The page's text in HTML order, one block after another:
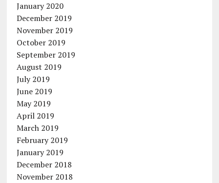
January 2020
December 2019
November 2019
October 2019
September 2019
August 2019
July 2019
June 2019
May 2019
April 2019
March 2019
February 2019
January 2019
December 2018
November 2018